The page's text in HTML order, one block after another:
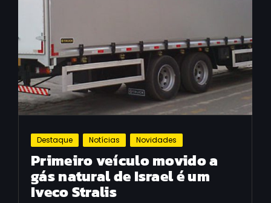
Destaque Notícias Novidades
Primeiro veículo movido a
gás natural de Israel é um
Iveco Stralis